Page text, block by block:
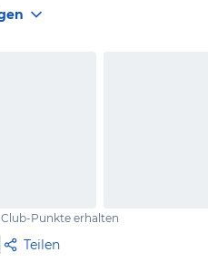
Punkte erhalten
Teilen